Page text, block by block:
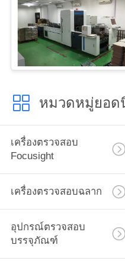
หมวดหมู่ยอด
เครื่องตรวจสอบ
Focusight
เครื่องตรวจสอบฉลาก
อุปกรณ์ตรวจสอบ
บรรจุภัณฑ์